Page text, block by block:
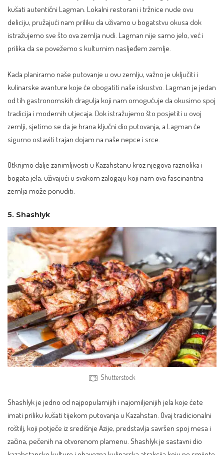
kušati autentični Lagman. Lokalni restorani i tržnice nude ovu
deliciju, pružajući nam priliku da uživamo u bogatstvu okusa dok
istražujemo sve što ova zemlja nudi. Lagman nije samo jelo, već i
prilika da se povežemo s kulturnim nasljeđem zemlje.
Kada planiramo naše putovanje u ovu zemlju, važno je uključiti i
kulinarske avanture koje će obogatiti naše iskustvo. Lagman je jedan
od tih gastronomskih dragulja koji nam omogućuje da okusimo spoj
tradicija i modernih utjecaja. Dok istražujemo što posjetiti u ovoj
zemlji, sjetimo se da je hrana ključni dio putovanja, a Lagman će
sigurno ostaviti trajan dojam na naše nepce i srce.
Otkrijmo dalje zanimljivosti u Kazahstanu kroz njegova raznolika i
bogata jela, uživajući u svakom zalogaju koji nam ova fascinantna
zemlja može ponuditi.
5. Shashlyk
Shutterstock
Shashlyk je jedno od najpopularnijih i najomiljenijih jela koje ćete
imati priliku kušati tijekom putovanja u Kazahstan. Ovaj tradicionalni
roštilj, koji potječe iz središnje Azije, predstavlja savršen spoj mesa i
začina, pečenih na otvorenom plamenu. Shashlyk je sastavni dio